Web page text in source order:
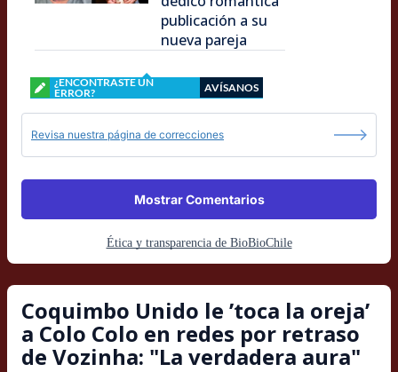
publicación a su
nueva pareja
¿ENCONTRASTE UN
ERROR?
AVÍSANOS
Revisa nuestra página de correcciones
Mostrar Comentarios
Ética y transparencia de BioBioChile
Coquimbo Unido le ’toca la oreja’
a Colo Colo en redes por retraso
de Vozinha: "La verdadera aura"